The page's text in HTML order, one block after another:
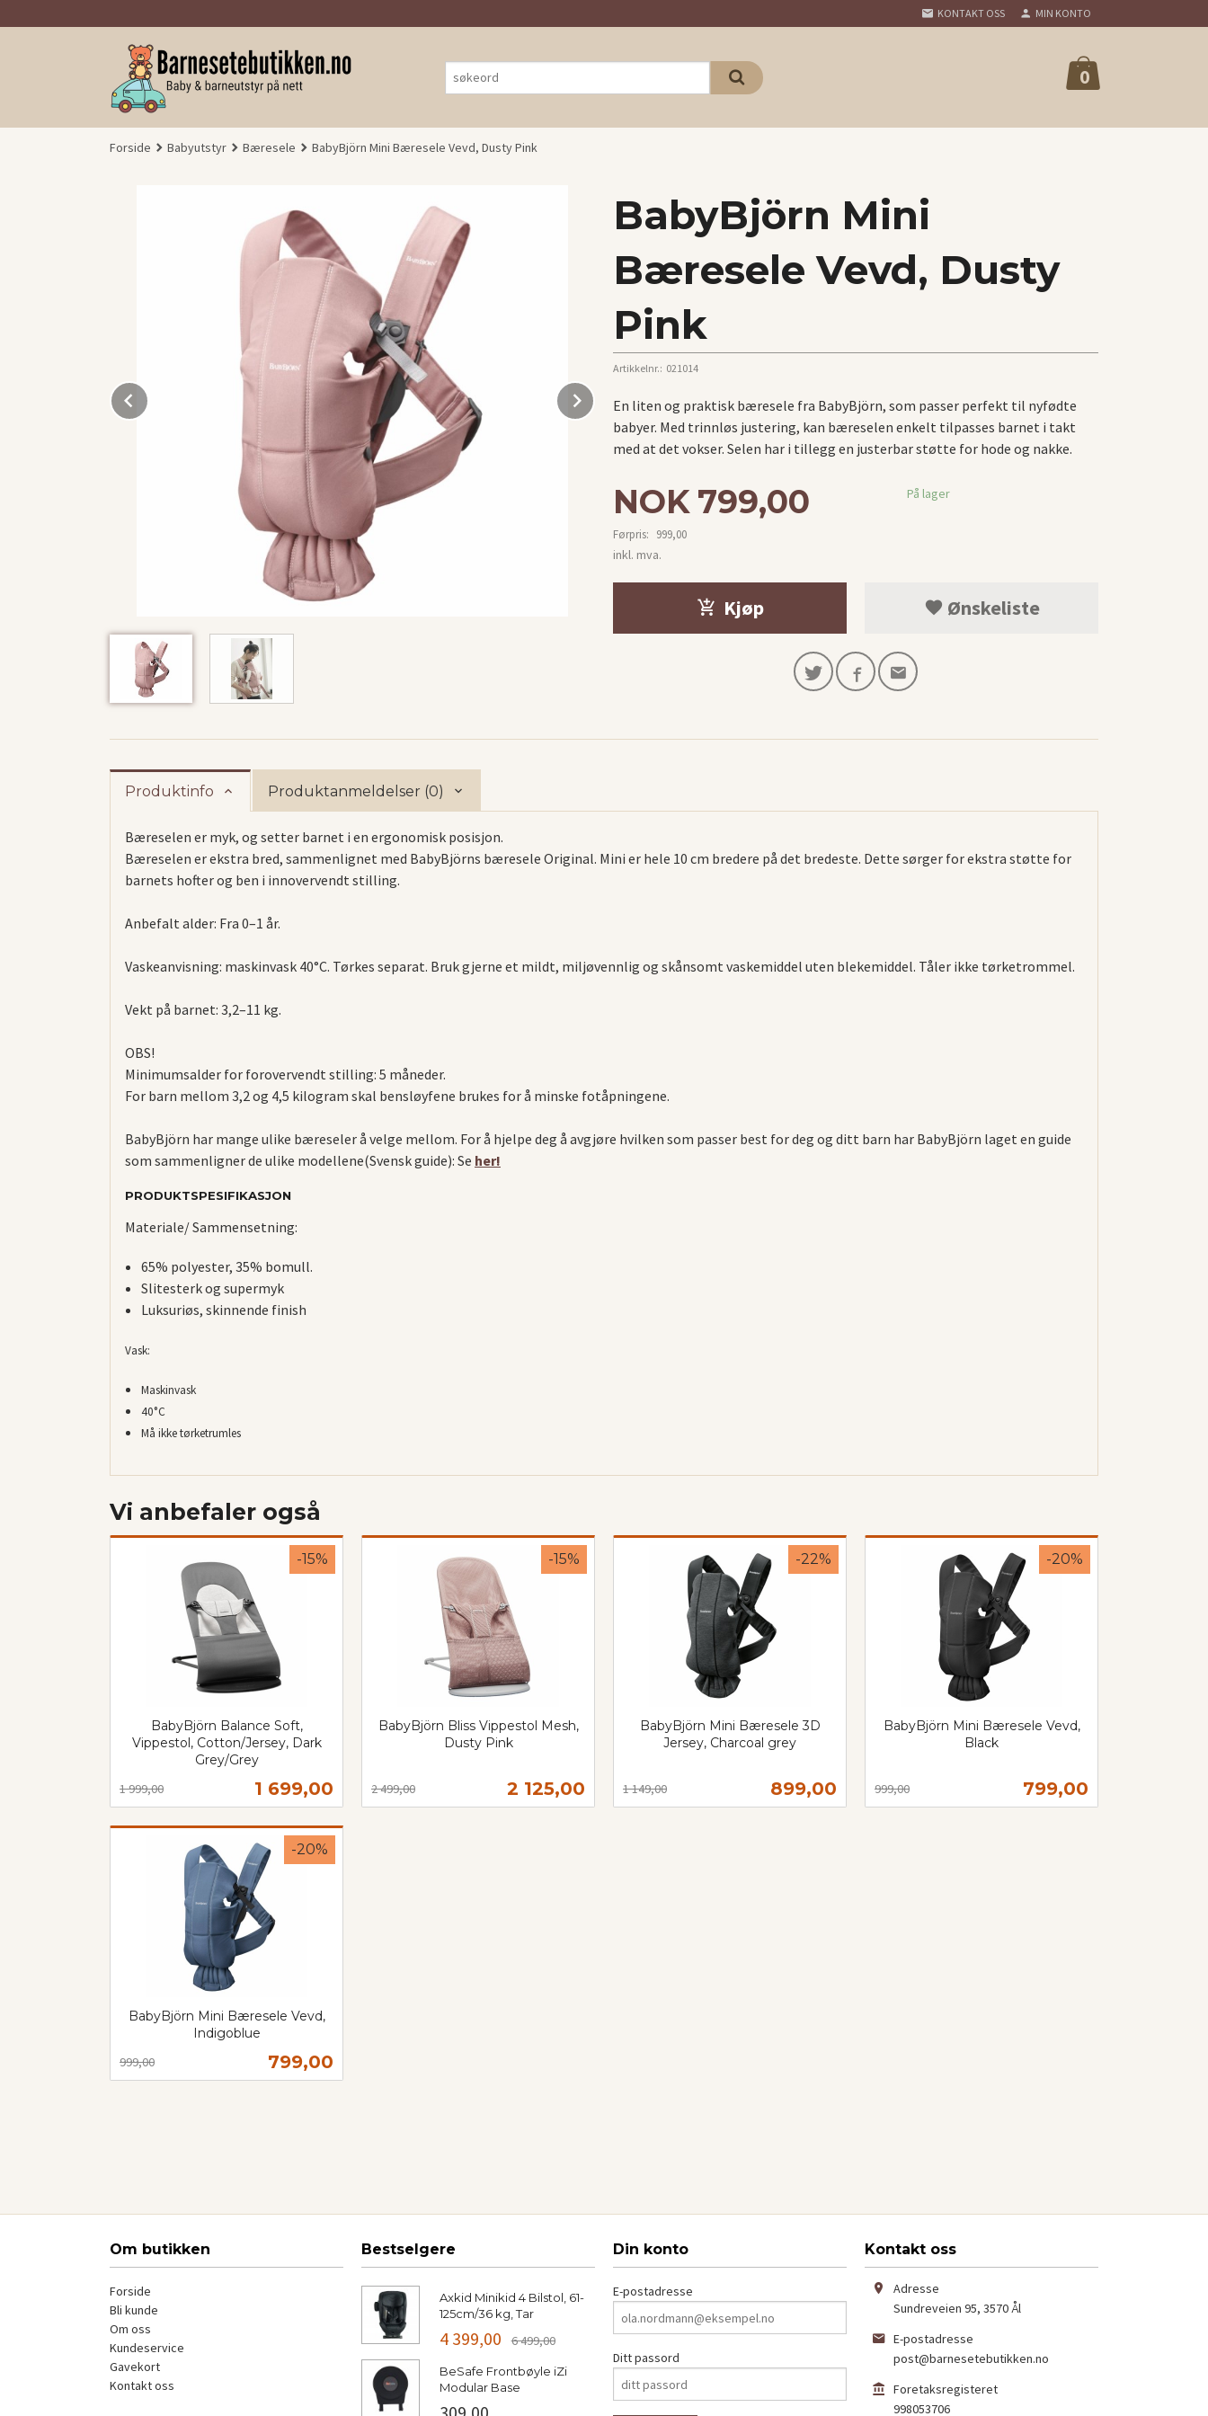
til
KONTAKT OSS MIN KONTO
0
Forside Babyutstyr Bæresele BabyBjörn Mini Bæresele Vevd, Dusty Pink
Next
BabyBjörn Mini
Bæresele Vevd, Dusty
Pink
Artikkelnr.: 021014
En liten og praktisk bæresele fra BabyBjörn, som passer perfekt til nyfødte
babyer. Med trinnløs justering, kan bæreselen enkelt tilpasses barnet i takt
med at det vokser. Selen har i tillegg en justerbar støtte for hode og nakke.
Tilbud
NOK 799,00
Førpris: 999,00
Rabatt
inkl. mva.
På lager
Kjøp Ønskeliste
Produktinfo Produktanmeldelser (0)
Bæreselen er myk, og setter barnet i en ergonomisk posisjon.
Bæreselen er ekstra bred, sammenlignet med BabyBjörns bæresele Original. Mini er hele 10 cm bredere på det bredeste. Dette sørger for ekstra støtte for
barnets hofter og ben i innovervendt stilling.
Anbefalt alder: Fra 0–1 år.
Vaskeanvisning: maskinvask 40°C. Tørkes separat. Bruk gjerne et mildt, miljøvennlig og skånsomt vaskemiddel uten blekemiddel. Tåler ikke tørketrommel.
Vekt på barnet: 3,2–11 kg.
OBS!
Minimumsalder for forovervendt stilling: 5 måneder.
For barn mellom 3,2 og 4,5 kilogram skal bensløyfene brukes for å minske fotåpningene.
BabyBjörn har mange ulike bæreseler å velge mellom. For å hjelpe deg å avgjøre hvilken som passer best for deg og ditt barn har BabyBjörn laget en guide
som sammenligner de ulike modellene(Svensk guide): Se her!
PRODUKTSPESIFIKASJON
Materiale/Sammensetning:
65% polyester, 35% bomull.
Slitesterk og supermyk
Luksuriøs, skinnende finish
Vask:
Maskinvask
40°C
Må ikke tørketrumles
Vi anbefaler også
BabyBjörn Balance Soft,
Vippestol, Cotton/Jersey, Dark
Grey/Grey
Tilbud
1 699,00
1 999,00
-15%
mva.
Kjøp
BabyBjörn Bliss Vippestol Mesh,
Dusty Pink
Tilbud
2 125,00
2 499,00
-15%
BabyBjörn Mini Bæresele 3D
Jersey, Charcoal grey
Tilbud
899,00
1 149,00
-22%
BabyBjörn Mini Bæresele Vevd,
Black
Tilbud
799,00
999,00
-20%
BabyBjörn Mini Bæresele Vevd,
Indigoblue
Tilbud
799,00
999,00
-20%
mva.
Om butikken
Forside
Bli kunde
Om oss
Kundeservice
Gavekort
Kontakt oss
Bestselgere
Axkid Minikid 4 Bilstol, 61-
125cm/36 kg, Tar
4 399,00 6 499,00
BeSafe Frontbøyle iZi
Modular Base
Din konto
E-postadresse
Ditt passord
Kontakt oss
Adresse
Sundreveien 95, 3570Ål
E-postadresse
post@barnesetebutikken.no
Foretaksregisteret
998053706